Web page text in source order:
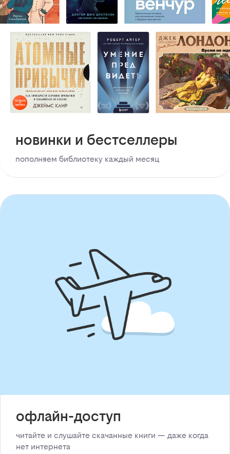
новинки и бестселлеры
пополняем библиотеку каждый месяц
офлайн-доступ
читайте и слушайте скачанные книги — даже когда
нет интернета